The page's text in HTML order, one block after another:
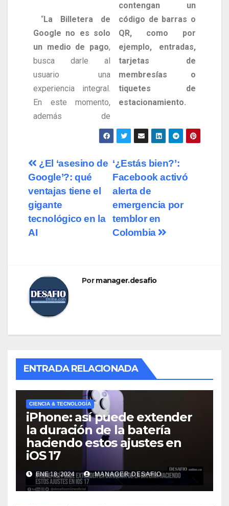
“La Billetera de
Google no es solo
un medio de pago,
busca darle al
usuario una
experiencia integral.
En este momento,
además de
contengan un
código de barras o
QR, como por
ejemplo, entradas,
tarjetas de
membresías o
tiquetes de
estacionamiento.
‘¿Estás bien?’:
Facebook activó
alerta de
emergencia por
temblor en
Colombia
¿El ‘asesino de
Google’?: qué
ventajas tiene el
gigante
tecnológico en la
AI
Pormanager.desafio
ENTRADA RELACIONADA
CIENCIA & TECNOLOGÍA
iPhone: así puede extender
la duración de la batería
haciendo estos ajustes en
iOS 17
ENE 18, 2024 MANAGER.DESAFIO